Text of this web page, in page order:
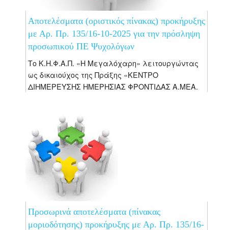
Αποτελέσματα (οριστικός πίνακας) προκήρυξης
με Αρ. Πρ. 135/16-10-2025 για την πρόσληψη
προσωπικού ΠΕ Ψυχολόγων
Το Κ.Η.Φ.Α.Π. «Η Μεγαλόχαρη» λειτουργώντας
ως δικαιούχος της Πράξης «ΚΕΝΤΡΟ
ΔΙΗΜΕΡΕΥΣΗΣ ΗΜΕΡΗΣΙΑΣ ΦΡΟΝΤΙΔΑΣ Α.ΜΕΑ.
στο Πρόγραμμα «Κρήτη»...
Προσωρινά αποτελέσματα (πίνακας
μοριοδότησης) προκήρυξης με Αρ. Πρ. 135/16-